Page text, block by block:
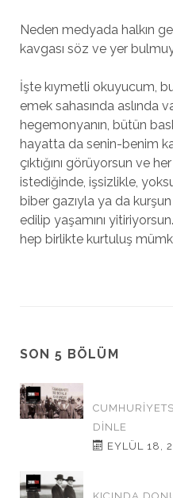
Neden medyada halkın
kavgası söz ve yer
İşte kıymetli okuyucum,
emek sahasında aslında
hegemonyanın, bütün
hayatta da senin-benim
çıktığını görüyorsun ve
istediğinde, işsizlikle,
biber gazıyla ya da
edilip yaşamını
hep birlikte kurtuluş
SON 5 BÖLÜM
DINLE
EYLÜL 18,